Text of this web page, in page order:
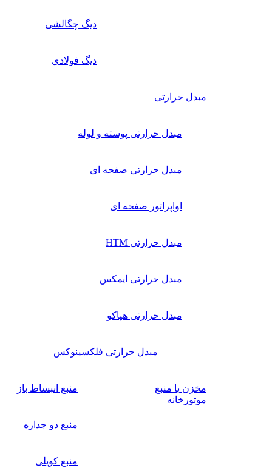
دیگ چگالشی
دیگ فولادی
مبدل حرارتی
مبدل حرارتی پوسته و لوله
مبدل حرارتی صفحه ای
اواپراتور صفحه ای
مبدل حرارتی HTM
مبدل حرارتی ایمکس
مبدل حرارتی هپاکو
مبدل حرارتی فلکسینوکس
مخزن یا منبع
موتورخانه
منبع انبساط باز
منبع دو جداره
منبع کویلی